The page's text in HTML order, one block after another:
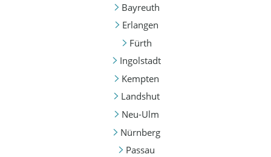
Bayreuth
Erlangen
Fürth
Ingolstadt
Kempten
Landshut
Neu-Ulm
Nürnberg
Passau